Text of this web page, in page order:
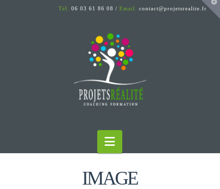
Tél. 06 03 61 86 08 /Email.contact@projetsrealite.fr
Navigation
IMAGE